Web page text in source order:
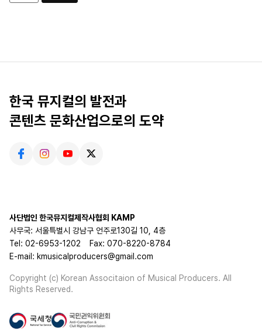
한국 뮤지컬의 발전과
콘텐츠 문화산업으로의 도약
사단법인 한국뮤지컬제작사협회 KAMP
사무국: 서울특별시 강남구 언주로130길 10, 4층
Tel: 02-6953-1202
Fax: 070-8220-8784
E-mail: kmusicalproducers@gmail.com
Copyright (c) Korean Associtaion of Musical Producers. All
Rights Reserved.